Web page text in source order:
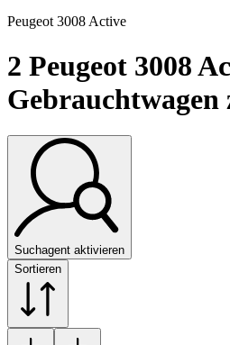
Peugeot 3008 Active
2 Peugeot 3008
Gebrauchtwagen
Suchagent aktivieren
Sortieren